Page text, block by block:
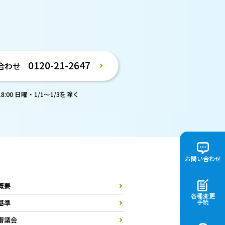
お問い合わせ
各種変更
手続
わせ 0120-21-2647
日曜・1/1～1/3を除く
要
準
議会